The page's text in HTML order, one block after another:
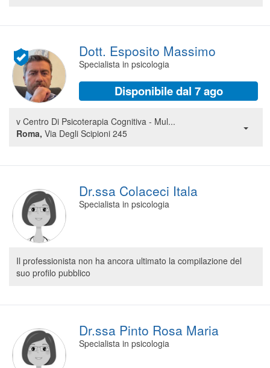
Dott. Esposito Massimo
Specialista in psicologia
Disponibile dal 7 ago
v Centro Di Psicoterapia Cognitiva - Mul...
Roma, Via Degli Scipioni 245
Dr.ssa Colaceci Itala
Specialista in psicologia
Il professionista non ha ancora ultimato la compilazione del
suo profilo pubblico
Dr.ssa Pinto Rosa Maria
Specialista in psicologia